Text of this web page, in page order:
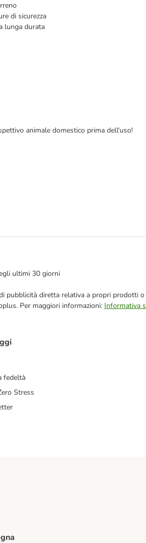
di sicurezza
lunga durata
animale domestico prima dell'uso!
ultimi 30 giorni
diretta relativa a propri prodotti
Per maggiori informazioni: Informativa
fedeltà
Stress